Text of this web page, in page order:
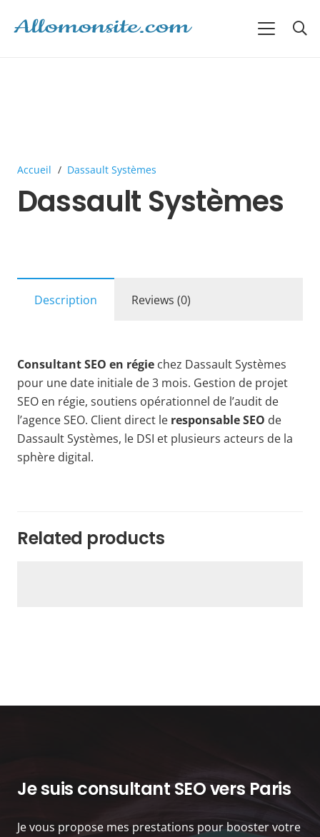
Accueil / Dassault Systèmes
Dassault Systèmes
Description Reviews (0)
Consultant SEO en régie chez Dassault Systèmes
pour une date initiale de 3 mois. Gestion de projet
SEO en régie, soutiens opérationnel de l’audit de
l’agence SEO. Client direct le responsable SEO de
Dassault Systèmes, le DSI et plusieurs acteurs de la
sphère digital.
Related products
Je suis consultant SEO vers Paris
Je vous propose mes prestations pour booster votre